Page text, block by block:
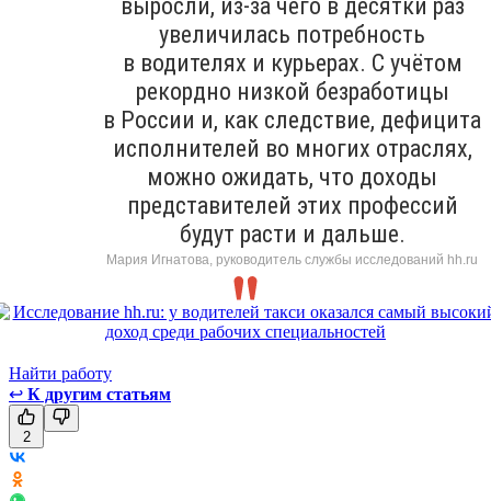
выросли, из-за чего в десятки раз
увеличилась потребность
в водителях и курьерах. С учётом
рекордно низкой безработицы
в России и, как следствие, дефицита
исполнителей во многих отраслях,
можно ожидать, что доходы
представителей этих профессий
будут расти и дальше.
Мария Игнатова, руководитель службы исследований hh.ru
Найти работу
↩ К другим статьям
2